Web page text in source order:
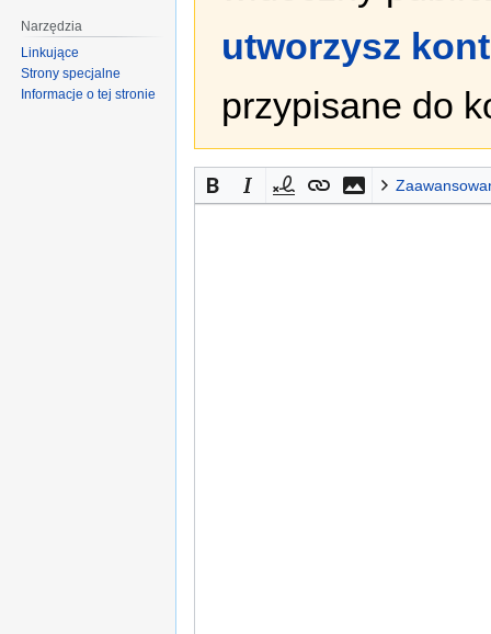
utworzysz
przypisane do
Narzędzia
Linkujące
Strony specjalne
Informacje o tej stronie